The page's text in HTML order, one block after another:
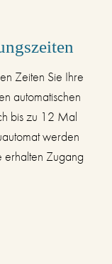
Zeiten Sie Ihre
automatischen
bis zu 12 Mal
werden
Zugang